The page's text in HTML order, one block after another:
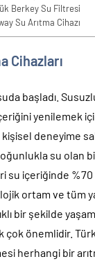
Berkey Su Filtresi
Su Arıtma Cihazı
Cihazları
başladı.
yenilemek için
kişisel deneyime
su olan
içeriğinde %70
ortam ve tüm
bir şekilde
çok önemlidir.
herhangi bir